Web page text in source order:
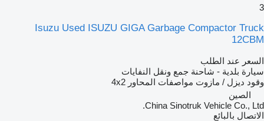
3
Isuzu Used ISUZU GIGA Garbage Compactor Truck
12CBM
السعر عند الطلب
سيارة بلدية - شاحنة جمع ونقل النفايات
وقود ديزل / مازوت مواصفات المحاور 4x2
الصين
China Sinotruk Vehicle Co., Ltd.
الاتصال بالبائع